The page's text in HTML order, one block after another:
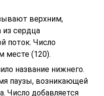
верхним,
из сердца
поток. Число
месте (120).
название нижнего.
паузы, возникающей
Число добавляется